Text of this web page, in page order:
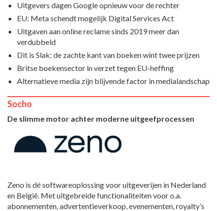
Uitgevers dagen Google opnieuw voor de rechter
EU: Meta schendt mogelijk Digital Services Act
Uitgaven aan online reclame sinds 2019 meer dan
verdubbeld
Dit is Slak: de zachte kant van boeken wint twee prijzen
Britse boekensector in verzet tegen EU-heffing
Alternatieve media zijn blijvende factor in medialandschap
Socho
De slimme motor achter moderne uitgeefprocessen
Zeno is dé softwareoplossing voor uitgeverijen in Nederland
en België. Met uitgebreide functionaliteiten voor o.a.
abonnementen, advertentieverkoop, evenementen, royalty’s